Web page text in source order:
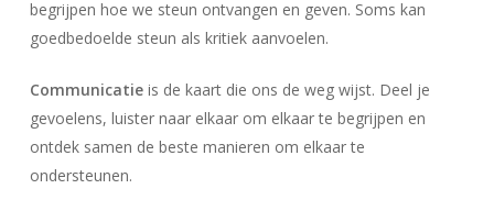
begrijpen hoe we steun ontvangen en geven. Soms kan
goedbedoelde steun als kritiek aanvoelen.
Communicatieis de kaart die ons de weg wijst. Deel je
gevoelens, luister naar elkaar om elkaar te begrijpen en
ontdek samen de beste manieren om elkaar te
ondersteunen.